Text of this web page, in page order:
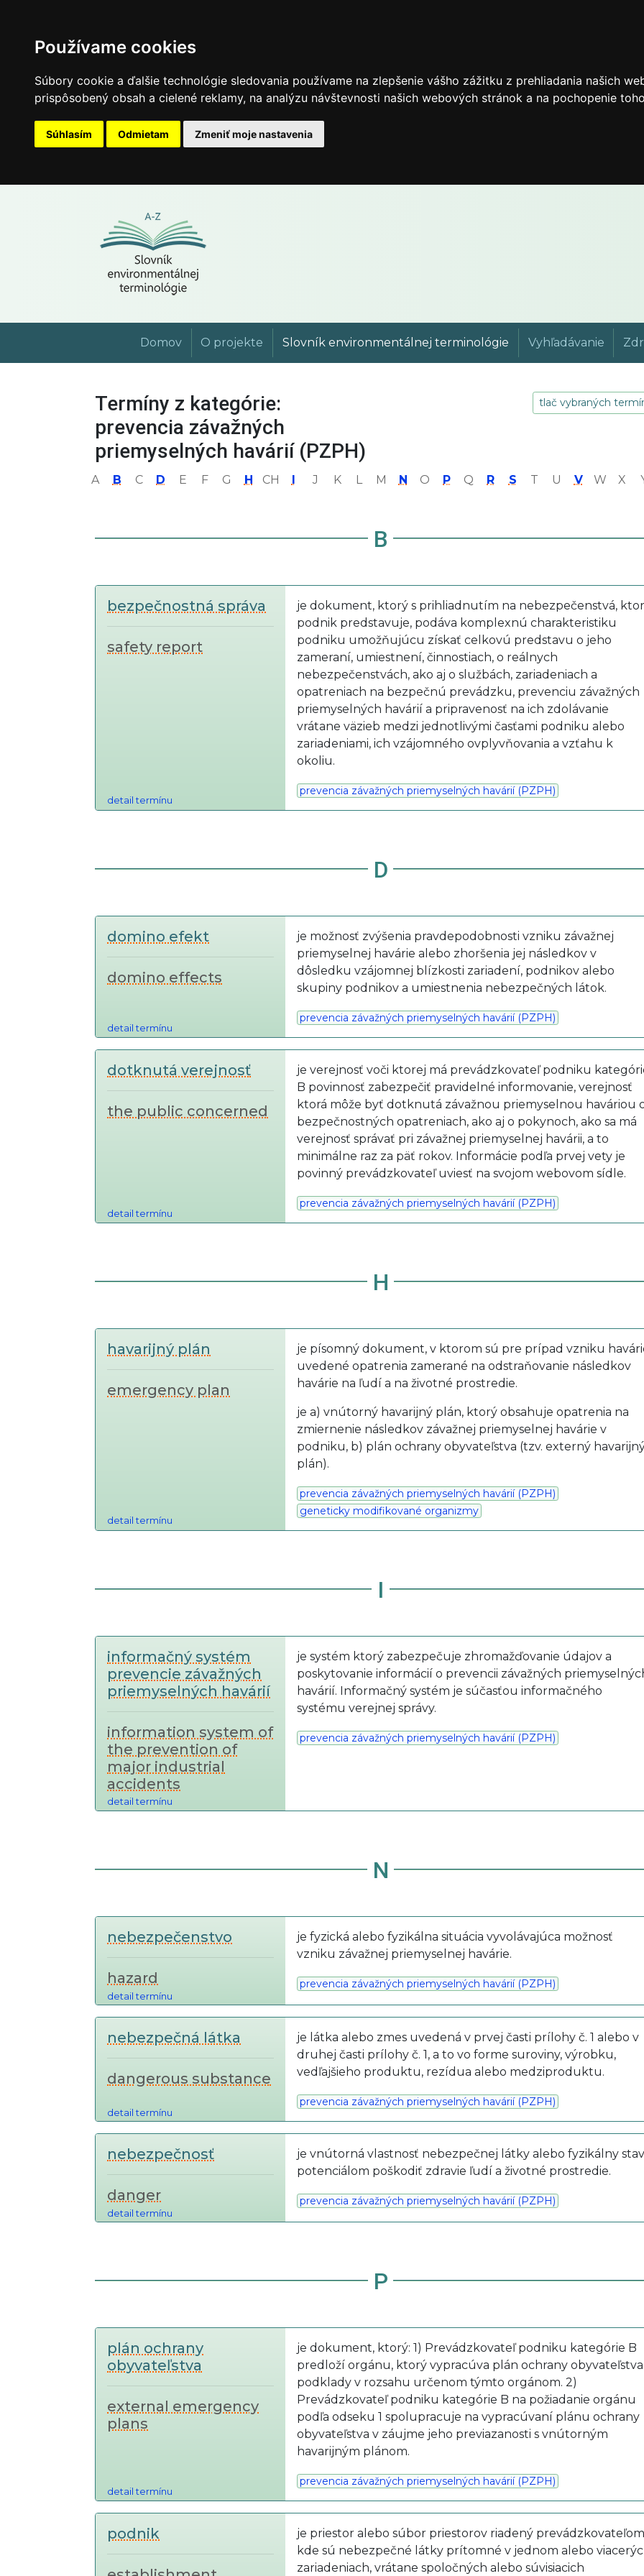
Používame cookies
Súbory cookie a ďalšie technológie sledovania používame na zlepšenie vášho zážitku z prehliadania našich
prispôsobený obsah a cielené reklamy, na analýzu návštevnosti našich webových stránok a na pochopenie
Súhlasím Odmietam Zmeniť moje nastavenia
Domov O projekte Slovník environmentálnej terminológie Vyhľadávanie
Termíny z kategórie:
prevencia závažných
priemyselných havárií (PZPH)
tlač vybraných
A B C D E F G H CH I J K L M N O P Q R S T U V W X
B
bezpečnostná správa
safety report
detail termínu
je dokument, ktorý s prihliadnutím na nebezpečenstvá,
podnik predstavuje, podáva komplexnú charakteristiku
podniku umožňujúcu získať celkovú predstavu o jeho
zameraní, umiestnení, činnostiach, o reálnych
nebezpečenstvách, ako aj o službách, zariadeniach a
opatreniach na bezpečnú prevádzku, prevenciu závažných
priemyselných havárií a pripravenosť na ich zdolávanie
vrátane väzieb medzi jednotlivými časťami podniku alebo
zariadeniami, ich vzájomného ovplyvňovania a vzťahu k
okoliu.
prevencia závažných priemyselných havárií (PZPH)
D
domino efekt
domino effects
detail termínu
je možnosť zvýšenia pravdepodobnosti vzniku závažnej
priemyselnej havárie alebo zhoršenia jej následkov v
dôsledku vzájomnej blízkosti zariadení, podnikov alebo
skupiny podnikov a umiestnenia nebezpečných látok.
prevencia závažných priemyselných havárií (PZPH)
dotknutá verejnosť
the public concerned
detail termínu
je verejnosť voči ktorej má prevádzkovateľ podniku
B povinnosť zabezpečiť pravidelné informovanie, verejnosť
ktorá môže byť dotknutá závažnou priemyselnou haváriou
bezpečnostných opatreniach, ako aj o pokynoch, ako sa má
verejnosť správať pri závažnej priemyselnej havárii, a to
minimálne raz za päť rokov. Informácie podľa prvej vety je
povinný prevádzkovateľ uviesť na svojom webovom sídle.
prevencia závažných priemyselných havárií (PZPH)
H
havarijný plán
emergency plan
detail termínu
je písomný dokument, v ktorom sú pre prípad vzniku
uvedené opatrenia zamerané na odstraňovanie následkov
havárie na ľudí a na životné prostredie.
je a) vnútorný havarijný plán, ktorý obsahuje opatrenia na
zmiernenie následkov závažnej priemyselnej havárie v
podniku, b) plán ochrany obyvateľstva (tzv. externý
plán).
prevencia závažných priemyselných havárií (PZPH)
geneticky modifikované organizmy
I
informačný systém
prevencie závažných
priemyselných havárií
information system of
the prevention of
major industrial
accidents
detail termínu
je systém ktorý zabezpečuje zhromažďovanie údajov a
poskytovanie informácií o prevencii závažných
havárií. Informačný systém je súčasťou informačného
systému verejnej správy.
prevencia závažných priemyselných havárií (PZPH)
N
nebezpečenstvo
hazard
detail termínu
je fyzická alebo fyzikálna situácia vyvolávajúca možnosť
vzniku závažnej priemyselnej havárie.
prevencia závažných priemyselných havárií (PZPH)
nebezpečná látka
dangerous substance
detail termínu
je látka alebo zmes uvedená v prvej časti prílohy č. 1 alebo v
druhej časti prílohy č. 1, a to vo forme suroviny, výrobku,
vedľajšieho produktu, rezídua alebo medziproduktu.
prevencia závažných priemyselných havárií (PZPH)
nebezpečnosť
danger
detail termínu
je vnútorná vlastnosť nebezpečnej látky alebo fyzikálny
potenciálom poškodiť zdravie ľudí a životné prostredie.
prevencia závažných priemyselných havárií (PZPH)
P
plán ochrany
obyvateľstva
external emergency
plans
detail termínu
je dokument, ktorý: 1) Prevádzkovateľ podniku kategórie B
predloží orgánu, ktorý vypracúva plán ochrany
podklady v rozsahu určenom týmto orgánom. 2)
Prevádzkovateľ podniku kategórie B na požiadanie orgánu
podľa odseku 1 spolupracuje na vypracúvaní plánu ochrany
obyvateľstva v záujme jeho previazanosti s vnútorným
havarijným plánom.
prevencia závažných priemyselných havárií (PZPH)
podnik
je priestor alebo súbor priestorov riadený
kde sú nebezpečné látky prítomné v jednom alebo
zariadeniach, vrátane spoločných alebo súvisiacich